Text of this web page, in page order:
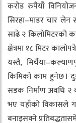
करोड रुपैयाँ
सिरहा–माडर चार
साढे २ किलोमिटरको
क्षेत्रमा १८ मिटर
यस्तै,
किमिको काम हुनेछ ।
सडक निर्माण अवधि २
भए यहाँको विकासले
बनाइसक्ने